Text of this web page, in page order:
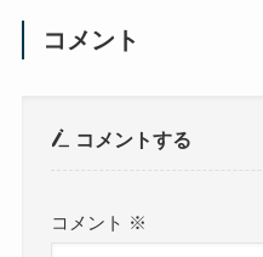
コメント
コメントする
コメント ※